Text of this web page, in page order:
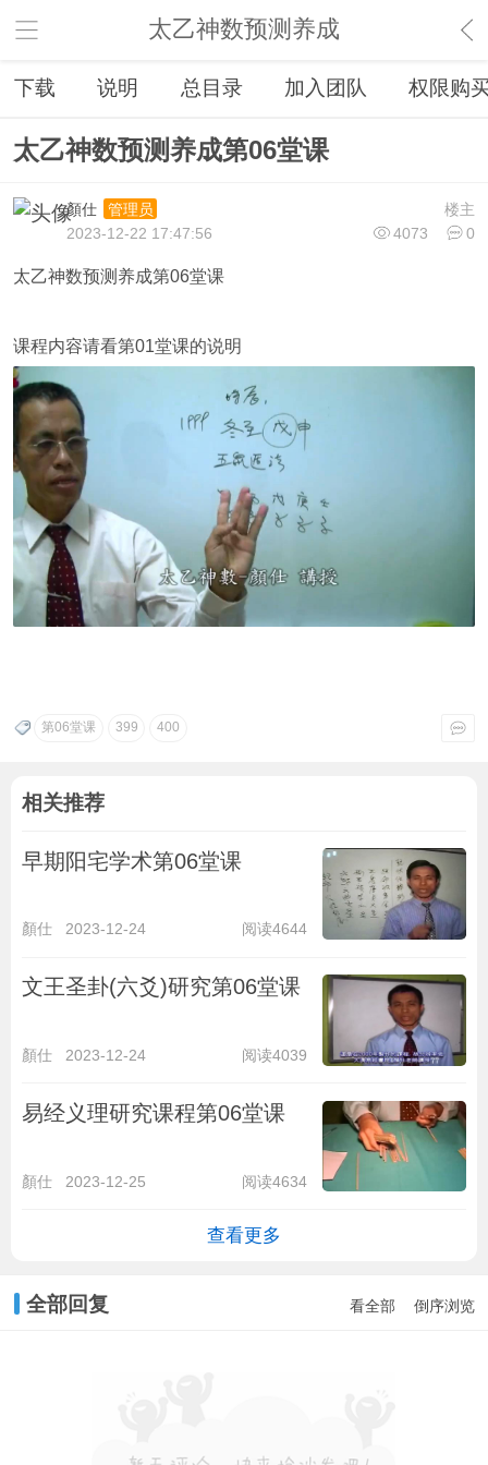
太乙神数预测养成
下载 说明 总目录 加入团队 权限购
太乙神数预测养成第06堂课
楼主
顏仕
管理员
4073
0
2023-12-22 17:47:56
太乙神数预测养成第06堂课
课程内容请看第01堂课的说明
第06堂课 399 400
相关推荐
早期阳宅学术第06堂课
顏仕 2023-12-24 阅读4644
文王圣卦(六爻)研究第06堂课
顏仕 2023-12-24 阅读4039
易经义理研究课程第06堂课
顏仕 2023-12-25 阅读4634
查看更多
全部回复 看全部 倒序浏览